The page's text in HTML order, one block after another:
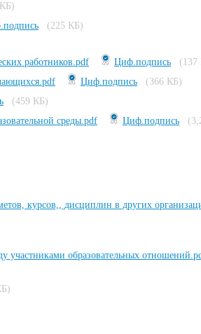
(225 КБ)
работников.pdf
Циф.подпись
(137
Циф.подпись
(366 КБ)
(459 КБ)
среды.pdf
Циф.подпись
курсов,, дисциплин в других
участниками образовательных